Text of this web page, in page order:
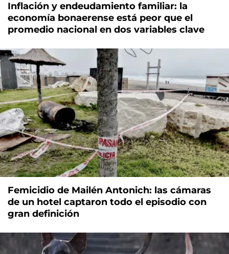
Inflación y endeudamiento familiar: la
economía bonaerense está peor que el
promedio nacional en dos variables clave
Femicidio de Mailén Antonich: las cámaras
de un hotel captaron todo el episodio con
gran definición